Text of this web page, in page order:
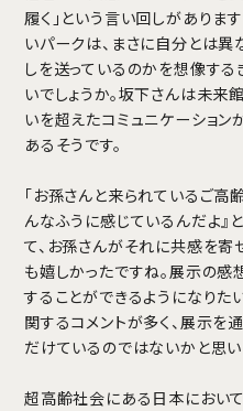
履く」という言い回しがありま
いパークは、まさに自分とは異
しを送っているのかを想像す
いでしょうか。坂下さんは未来
いを超えたコミュニケーショ
あるそうです。
「お孫さんと来られているご高
んなふうに感じているんだよ』
て、お孫さんがそれに共感を
も嬉しかったですね。展示の感
することができるようになりた
関するコメントが多く、展示を
だけているのではないかと思い
超高齢社会にある日本におい